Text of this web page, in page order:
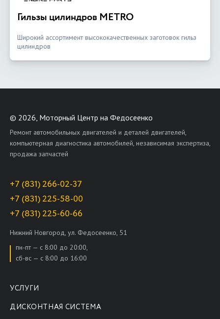
Гильзы цилиндров METRO
Широкий ассортимент высококачественных заготовок гильз
цилиндров
© 2026, Моторный Центр на Федосеенко
Ремонт автомобильных двигателей и деталей двигателей,
компьютерная диагностика автомобилей, независимая экспертиза,
продажа запчастей
+7 (831) 266-02-37
+7 (831) 225-58-00
+7 (831) 225-60-66
Нижний Новгород, ул. Федосеенко, 51
пн-пт — с 8:00 до 20:00,
сб-вс — с 8:00 до 16:00
УСЛУГИ
ДИСКОНТНАЯ СИСТЕМА